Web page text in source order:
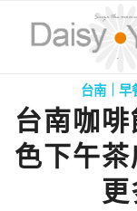
台南｜早
台南咖
色下午